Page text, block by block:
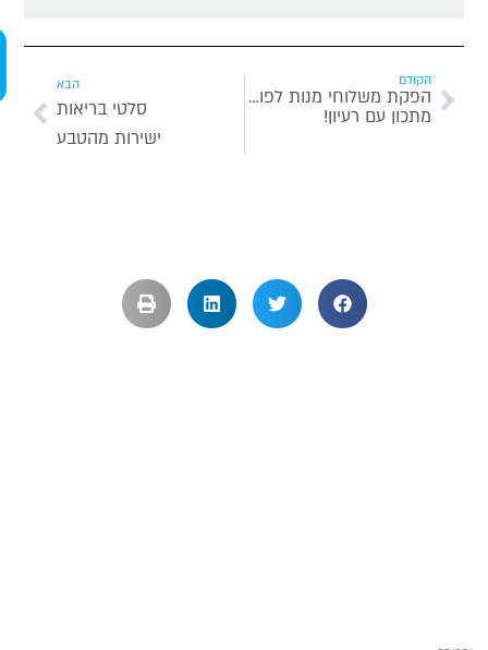
הקודם
הפקת משלוחי מנות לפורים
מתכון עם רעיון!
סלטי בריאות
ישירות מהטבע